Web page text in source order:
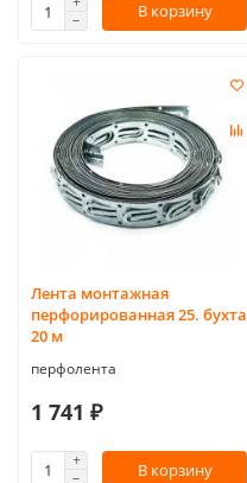
В корзину
Лента монтажная
перфорированная 25. бухта
20 м
перфолента
1 741 ₽
В корзину